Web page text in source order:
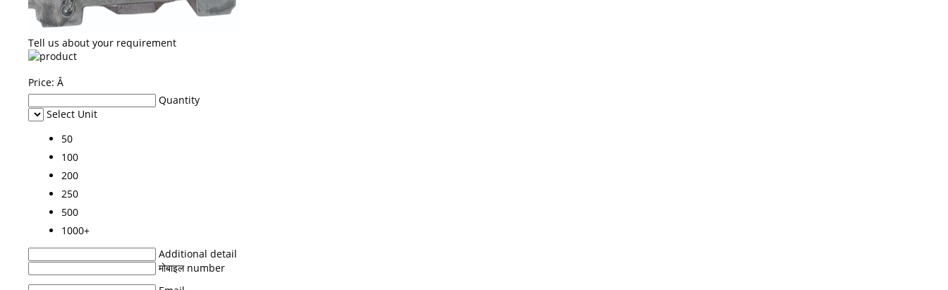
Tell us about your requirement
Price: Â
Quantity
Select Unit
50
100
200
250
500
1000+
Additional detail
मोबाइल number